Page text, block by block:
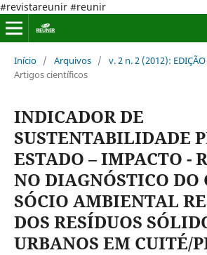
#revistareunir #reunir
Início / Arquivos / v. 2 n. 2 (2012): EDIÇÃO
Artigos científicos
INDICADOR DE
SUSTENTABILIDADE
ESTADO – IMPACTO -
NO DIAGNÓSTICO DO
SÓCIO AMBIENTAL
DOS RESÍDUOS
URBANOS EM CUITÉ/